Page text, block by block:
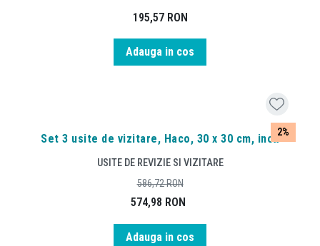
195,57 RON
Adauga in cos
2%
Set 3 usite de vizitare, Haco, 30 x 30 cm, inox
USITE DE REVIZIE SI VIZITARE
574,98 RON
586,72RON
Adauga in cos